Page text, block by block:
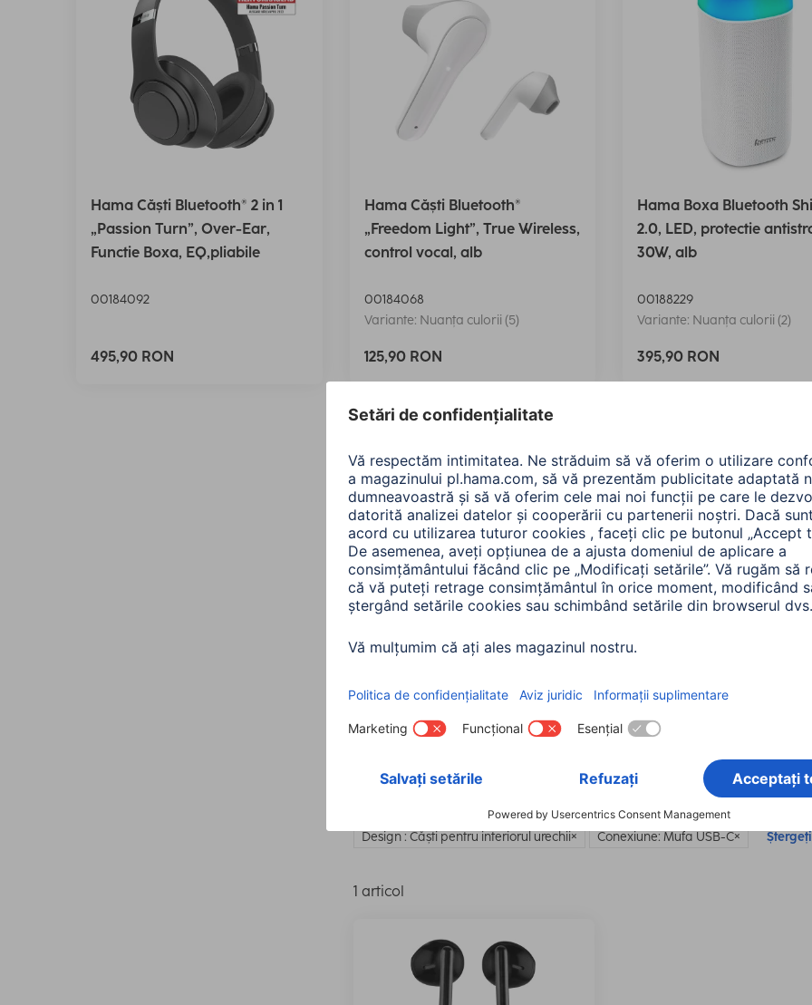
Hama Căști Bluetooth® 2 in 1
„Passion Turn”, Over-Ear,
Functie Boxa, EQ,pliabile
00184092
495,90 RON
Hama Căști Bluetooth®
„Freedom Light”, True Wireless,
control vocal, alb
00184068
Variante: Nuanța culorii (5)
125,90 RON
Hama Boxa Bluetooth
2.0, LED, protectie
30W, alb
00188229
Variante: Nuanța culorii (2)
395,90 RON
All Items: Audio & HiFi
Sortare: Tip de produs Preţ
Design : Căști pentru interiorul urechii Conexiune: Mufa USB-C
1 articol